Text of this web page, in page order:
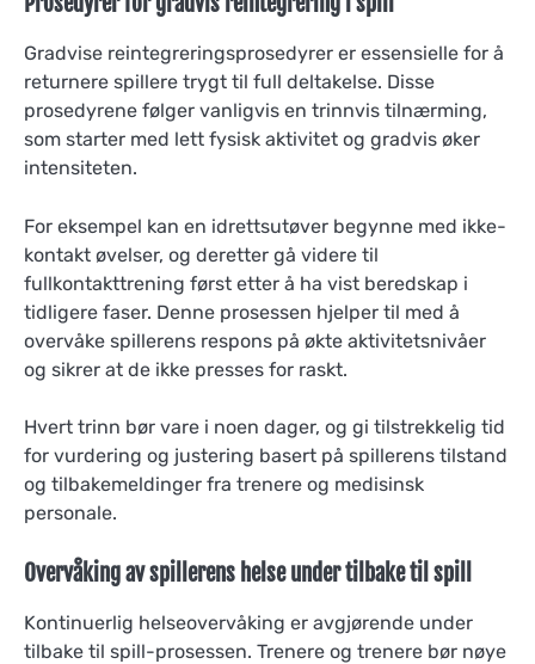
Gradvise reintegreringsprosedyrer er essensielle for å
returnere spillere trygt til full deltakelse. Disse
prosedyrene følger vanligvis en trinnvis tilnærming,
som starter med lett fysisk aktivitet og gradvis øker
intensiteten.
For eksempel kan en idrettsutøver begynne med ikke-
kontakt øvelser, og deretter gå videre til
fullkontakttrening først etter å ha vist beredskap i
tidligere faser. Denne prosessen hjelper til med å
overvåke spillerens respons på økte aktivitetsnivåer
og sikrer at de ikke presses for raskt.
Hvert trinn bør vare i noen dager, og gi tilstrekkelig tid
for vurdering og justering basert på spillerens tilstand
og tilbakemeldinger fra trenere og medisinsk
personale.
Overvåking av spillerens helse under tilbake til spill
Kontinuerlig helseovervåking er avgjørende under
tilbake til spill-prosessen. Trenere og trenere bør nøye